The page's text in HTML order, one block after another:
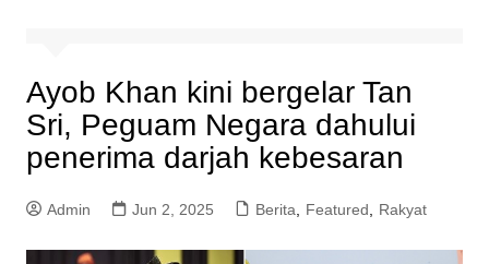
Ayob Khan kini bergelar Tan
Sri, Peguam Negara dahului
penerima darjah kebesaran
Admin Jun 2, 2025 Berita, Featured, Rakyat